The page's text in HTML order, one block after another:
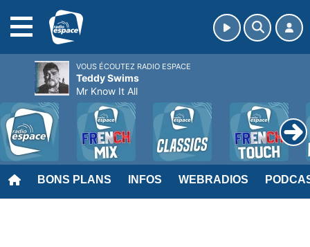
BONS PLANS INFOS WEBRADIOS
VOUS ÉCOUTEZ RADIO ESPACE
Teddy Swims
Mr Know It All